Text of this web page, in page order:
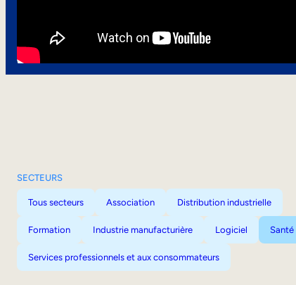
SECTEURS
Tous secteurs Association Distribution industrielle
Formation Industrie manufacturière Logiciel Santé
Services professionnels et aux consommateurs